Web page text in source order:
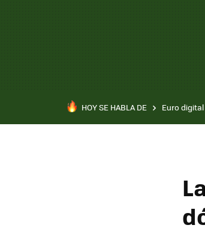
HOY SE HABLA DE Euro digital